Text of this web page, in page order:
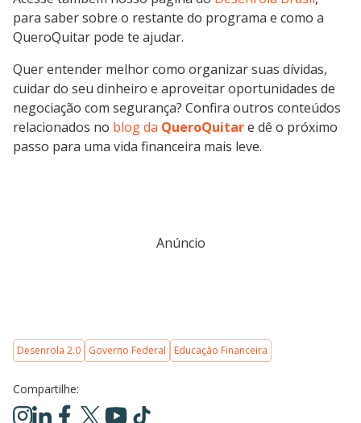
para saber sobre o restante do programa e como a
QueroQuitar pode te ajudar.
Quer entender melhor como organizar suas dívidas,
cuidar do seu dinheiro e aproveitar oportunidades de
negociação com segurança? Confira outros conteúdos
relacionados no blog da QueroQuitare dê o próximo
passo para uma vida financeira mais leve.
Anúncio
Desenrola 2.0 Governo Federal Educação Financeira
Compartilhe: